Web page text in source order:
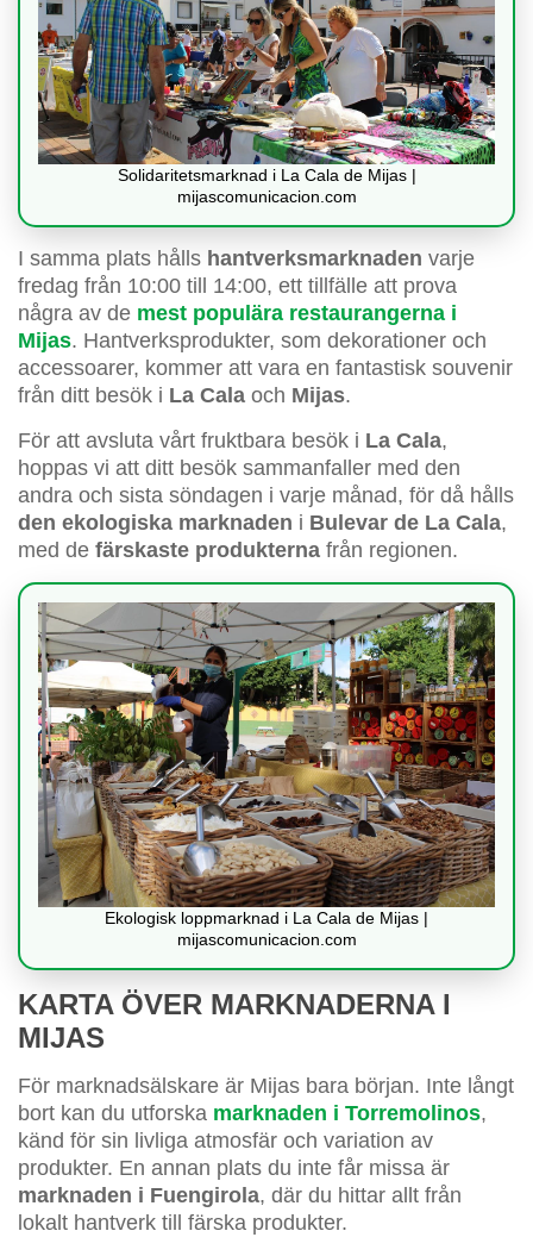
Solidaritetsmarknad i La Cala de Mijas |
mijascomunicacion.com
I samma plats hålls hantverksmarknaden varje
fredag från 10:00 till 14:00, ett tillfälle att prova
några av de mest populära restaurangerna i
Mijas. Hantverksprodukter, som dekorationer och
accessoarer, kommer att vara en fantastisk souvenir
från ditt besök i La Cala och Mijas.
För att avsluta vårt fruktbara besök i La Cala,
hoppas vi att ditt besök sammanfaller med den
andra och sista söndagen i varje månad, för då hålls
den ekologiska marknaden i Bulevar de La Cala,
med de färskaste produkterna från regionen.
Ekologisk loppmarknad i La Cala de Mijas |
mijascomunicacion.com
KARTA ÖVER MARKNADERNA I
MIJAS
För marknadsälskare är Mijas bara början. Inte långt
bort kan du utforska marknaden i Torremolinos,
känd för sin livliga atmosfär och variation av
produkter. En annan plats du inte får missa är
marknaden i Fuengirola, där du hittar allt från
lokalt hantverk till färska produkter.